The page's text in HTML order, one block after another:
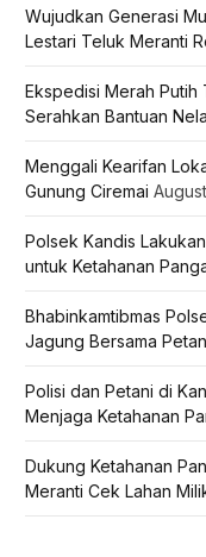
Wujudkan Generasi
Lestari Teluk Meranti
Ekspedisi Merah
Serahkan Bantuan
Menggali Kearifan
Gunung Ciremai
Polsek Kandis
untuk Ketahanan
Bhabinkamtibmas
Jagung Bersama
Polisi dan Petani di
Menjaga Ketahanan
Dukung Ketahanan
Meranti Cek Lahan